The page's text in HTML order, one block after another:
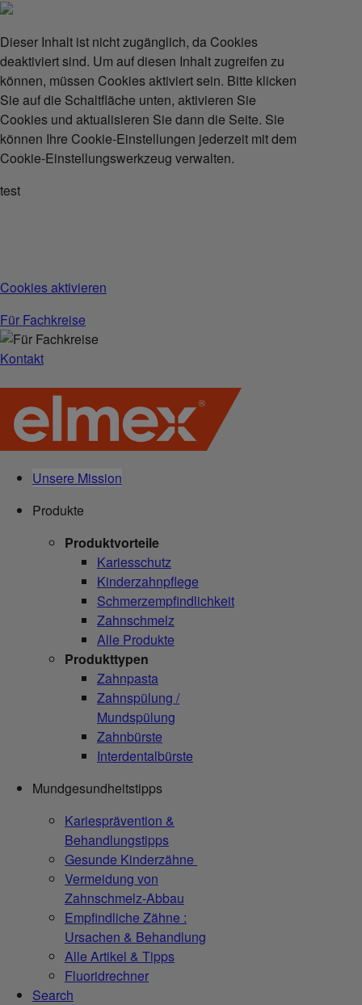
Dieser Inhalt ist nicht zugänglich, da Cookies
deaktiviert sind. Um auf diesen Inhalt zugreifen zu
können, müssen Cookies aktiviert sein. Bitte klicken
Sie auf die Schaltfläche unten, aktivieren Sie
Cookies und aktualisieren Sie dann die Seite. Sie
können Ihre Cookie-Einstellungen jederzeit mit dem
Cookie-Einstellungswerkzeug verwalten.
test
Cookies aktivieren
Für Fachkreise
Kontakt
Unsere Mission
Produkte
Produktvorteile
Kariesschutz
Kinderzahnpflege
Schmerzempfindlichkeit
Zahnschmelz
Alle Produkte
Produkttypen
Zahnpasta
Zahnspülung /
Mundspülung
Zahnbürste
Interdentalbürste
Mundgesundheitstipps
Kariesprävention &
Behandlungstipps
Gesunde Kinderzähne
Vermeidung von
Zahnschmelz-Abbau
Empfindliche Zähne :
Ursachen & Behandlung
Alle Artikel & Tipps
Fluoridrechner
Search